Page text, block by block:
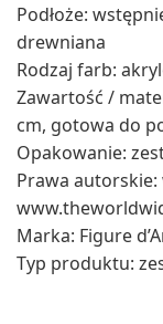
Podłoże:
drewniana
Rodzaj farb:
Zawartość /
cm, gotowa do
Opakowanie:
Prawa autorskie:
Marka: Figure
Typ produktu: